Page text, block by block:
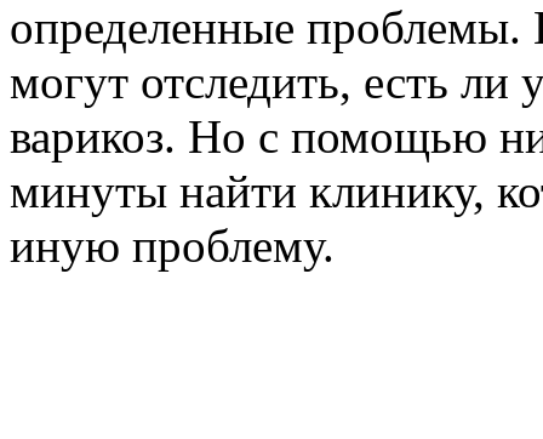
определенные проблемы.
могут отследить, есть ли
варикоз. Но с помощью
минуты найти клинику,
иную проблему.